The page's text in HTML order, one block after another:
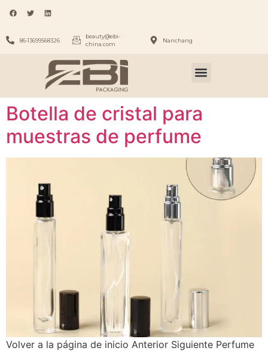
86-13699568326
beauty@ebi-
china.com
Nanchang
Botella de cristal para
muestras de perfume
Volver a la página de inicio Anterior Siguiente Perfume